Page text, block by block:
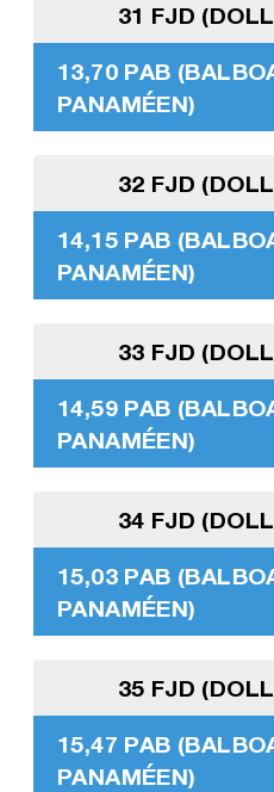
31 FJD
13,70 PAB
PANAMÉEN)
32 FJD
14,15 PAB
PANAMÉEN)
33 FJD
14,59 PAB
PANAMÉEN)
34 FJD
15,03 PAB
PANAMÉEN)
35 FJD
15,47 PAB
PANAMÉEN)